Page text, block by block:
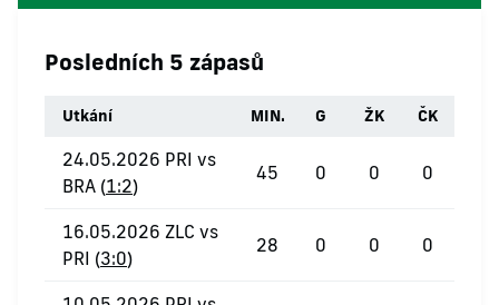
Posledních 5 zápasů
Utkání MIN. G ŽK ČK
24.05.2026 PRI vs
BRA (1:2)
45 0 0 0
16.05.2026 ZLC vs
PRI (3:0)
28 0 0 0